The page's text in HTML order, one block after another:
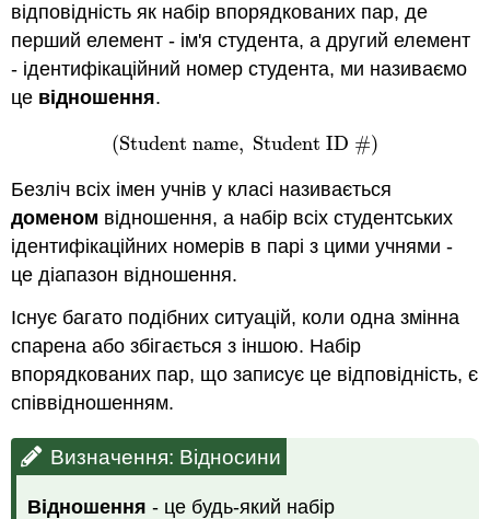
відповідність як набір впорядкованих пар, де
перший елемент - ім'я студента, а другий елемент
- ідентифікаційний номер студента, ми називаємо
це відношення.
(Student name, Student ID #)
(Student name Student ID #)
Безліч всіх імен учнів у класі називається
доменом відношення, а набір всіх студентських
ідентифікаційних номерів в парі з цими учнями -
це діапазон відношення.
Існує багато подібних ситуацій, коли одна змінна
спарена або збігається з іншою. Набір
впорядкованих пар, що записує це відповідність, є
співвідношенням.
Визначення: Відносини
Відношення - це будь-який набір